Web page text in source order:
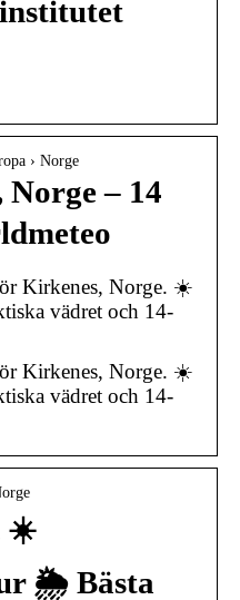
› Norge
– 14
Kirkenes, Norge. ☀️
vädret och 14-
Kirkenes, Norge. ☀️
vädret och 14-
☀️
🌦️ Bästa